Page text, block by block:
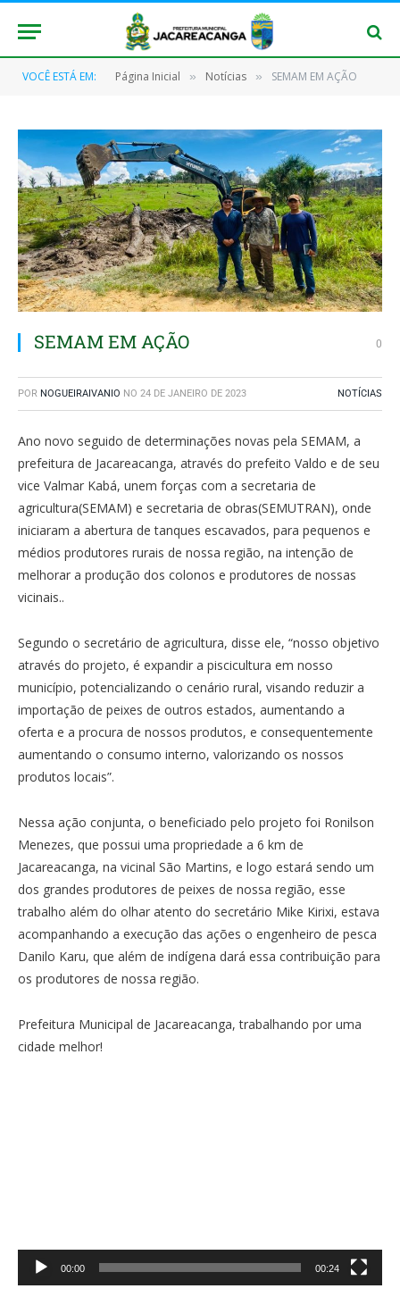
VOCÊ ESTÁ EM: Página Inicial » Notícias » SEMAM EM AÇÃO
SEMAM EM AÇÃO 0
POR NOGUEIRAIVANIO NO 24 DE JANEIRO DE 2023 NOTÍCIAS
Ano novo seguido de determinações novas pela SEMAM, a
prefeitura de Jacareacanga, através do prefeito Valdo e de seu
vice Valmar Kabá, unem forças com a secretaria de
agricultura(SEMAM) e secretaria de obras(SEMUTRAN), onde
iniciaram a abertura de tanques escavados, para pequenos e
médios produtores rurais de nossa região, na intenção de
melhorar a produção dos colonos e produtores de nossas
vicinais..
Segundo o secretário de agricultura, disse ele, “nosso objetivo
através do projeto, é expandir a piscicultura em nosso
município, potencializando o cenário rural, visando reduzir a
importação de peixes de outros estados, aumentando a
oferta e a procura de nossos produtos, e consequentemente
aumentando o consumo interno, valorizando os nossos
produtos locais”.
Nessa ação conjunta, o beneficiado pelo projeto foi Ronilson
Menezes, que possui uma propriedade a 6 km de
Jacareacanga, na vicinal São Martins, e logo estará sendo um
dos grandes produtores de peixes de nossa região, esse
trabalho além do olhar atento do secretário Mike Kirixi, estava
acompanhando a execução das ações o engenheiro de pesca
Danilo Karu, que além de indígena dará essa contribuição para
os produtores de nossa região.
Prefeitura Municipal de Jacareacanga, trabalhando por uma
cidade melhor!
00:00 00:24